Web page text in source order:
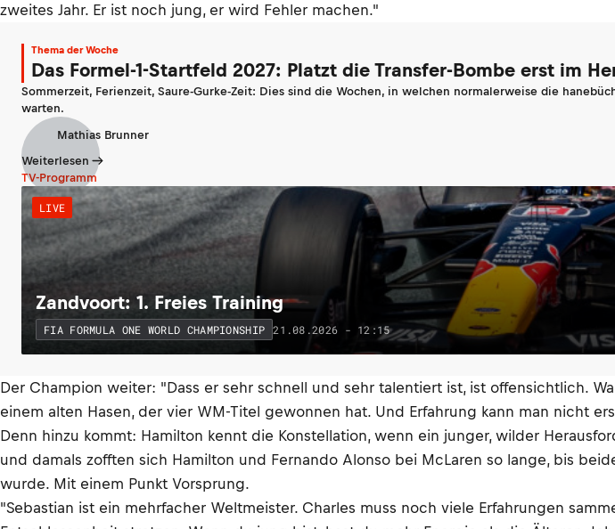
zweites Jahr. Er ist noch jung, er wird Fehler machen."
Thema der Woche
Das Formel-1-Startfeld 2027: Platzt die Transfer-Bombe erst im
Sommerzeit, Ferienzeit, Saure-Gurke-Zeit: Dies sind die Wochen, in welchen normalerweise die
warten.
Mathias Brunner
Weiterlesen
TV-Programm
LIVE
Zandvoort: 1. Freies Training
FIA FORMULA ONE WORLD CHAMPIONSHIP 21.08.2026 - 12:15
Der Champion weiter: "Dass er sehr schnell und sehr talentiert ist, ist offensichtlich.
einem alten Hasen, der vier WM-Titel gewonnen hat. Und Erfahrung kann man nicht
Denn hinzu kommt: Hamilton kennt die Konstellation, wenn ein junger, wilder
und damals zofften sich Hamilton und Fernando Alonso bei McLaren so lange, bis
wurde. Mit einem Punkt Vorsprung.
"Sebastian ist ein mehrfacher Weltmeister. Charles muss noch viele Erfahrungen